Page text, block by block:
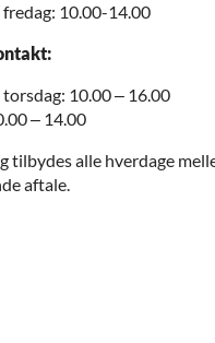
10.00-14.00
10.00 – 16.00
– 14.00
tilbydes alle hverdage
aftale.